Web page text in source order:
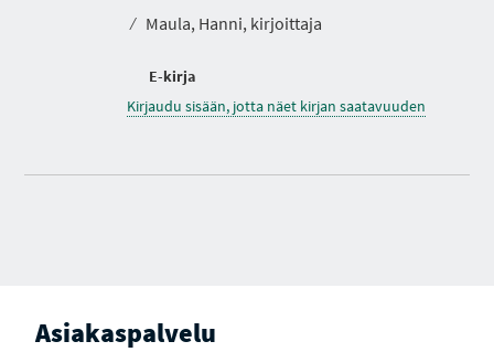
⁄ Maula, Hanni, kirjoittaja
E-kirja
Kirjaudu sisään, jotta näet kirjan saatavuuden
Asiakaspalvelu